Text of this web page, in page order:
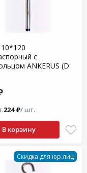
с
ANKERUS (D
224 ₽/ шт.
В корзину
Скидка для юр.лиц